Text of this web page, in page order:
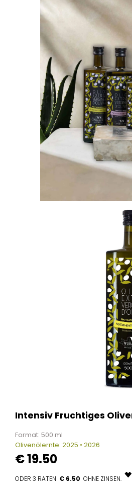
Intensiv Fruchtiges
Format: 500 ml
Olivenölernte: 2025 • 2026
€19.50
€ 6.50